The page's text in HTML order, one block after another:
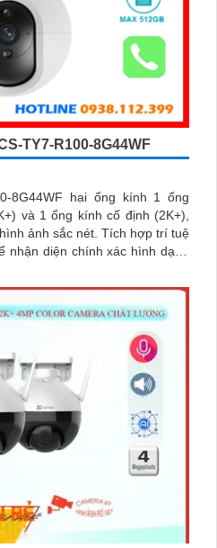
TY7-R100-8G44WF
8G44WF hai ống kính 1 ống
và 1 ống kính cố định (2K+),
nét. Tích hợp trí tuệ
nhận diện chính xác hình dạng